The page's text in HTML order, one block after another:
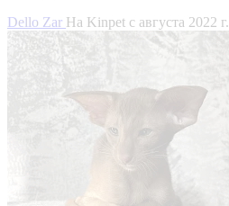
Dello Zar На Kinpet c августа 2022 г.